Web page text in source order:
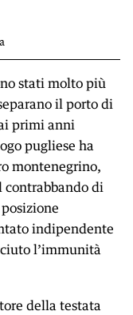
stati molto più
il porto di
primi anni
pugliese ha
montenegrino,
di
indipendente
l’immunità
della testata